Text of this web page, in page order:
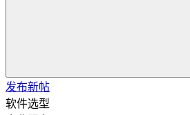
发布新帖
软件选型